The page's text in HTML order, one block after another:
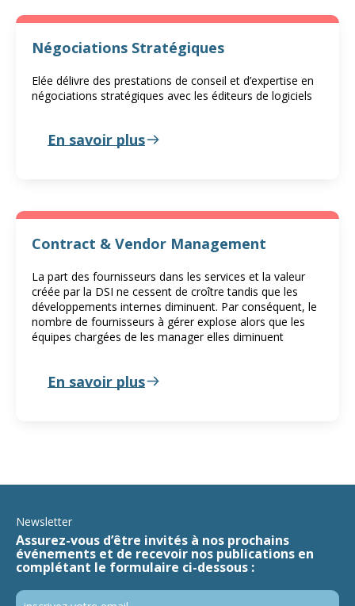
Négociations Stratégiques
Elée délivre des prestations de conseil et d’expertise en
négociations stratégiques avec les éditeurs de logiciels
En savoir plus
Contract & Vendor Management
La part des fournisseurs dans les services et la valeur
créée par la DSI ne cessent de croître tandis que les
développements internes diminuent. Par conséquent, le
nombre de fournisseurs à gérer explose alors que les
équipes chargées de les manager elles diminuent
En savoir plus
Newsletter
Assurez-vous d’être invités à nos prochains
événements et de recevoir nos publications en
complétant le formulaire ci-dessous :